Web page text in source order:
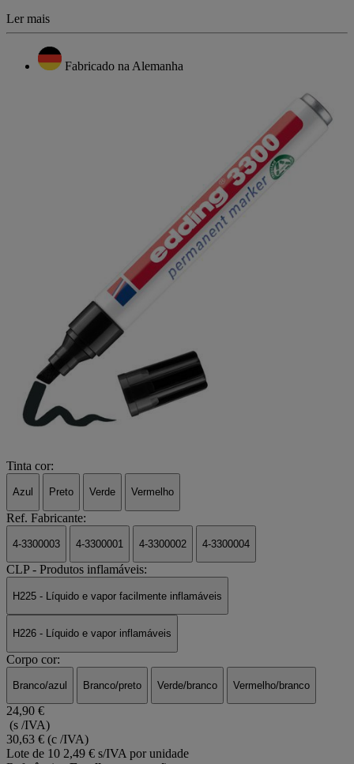
Ler mais
Fabricado na Alemanha
Tinta cor:
Azul Preto Verde Vermelho
Ref. Fabricante:
4-3300003 4-3300001 4-3300002 4-3300004
CLP - Produtos inflamáveis:
H225 - Líquido e vapor facilmente inflamáveis
H226 - Líquido e vapor inflamáveis
Corpo cor:
Branco/azul Branco/preto Verde/branco Vermelho/branco
24,90 €
(s /IVA)
30,63 € (c /IVA)
Lote de 10 2,49 € s/IVA por unidade